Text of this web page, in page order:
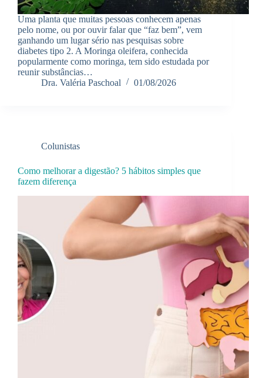
Uma planta que muitas pessoas conhecem apenas
pelo nome, ou por ouvir falar que “faz bem”, vem
ganhando um lugar sério nas pesquisas sobre
diabetes tipo 2. A Moringa oleifera, conhecida
popularmente como moringa, tem sido estudada por
reunir substâncias…
Dra. Valéria Paschoal
01/08/2026
Colunistas
Como melhorar a digestão? 5 hábitos simples que
fazem diferença